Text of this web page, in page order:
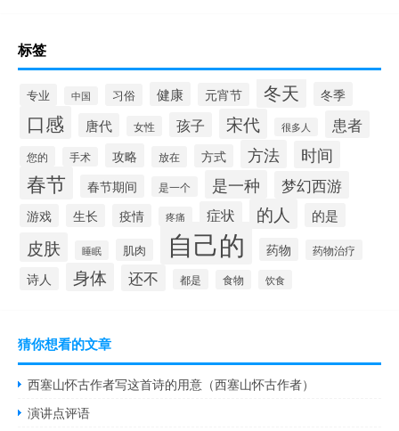
标签
专业 中国 习俗 健康 元宵节 冬天 冬季
口感 唐代 女性 孩子 宋代 很多人 患者
您的 手术 攻略 放在 方式 方法 时间
春节 春节期间 是一个 是一种 梦幻西游
游戏 生长 疫情 疼痛 症状 的人 的是
皮肤 睡眠 肌肉 自己的 药物 药物治疗
诗人 身体 还不 都是 食物 饮食
猜你想看的文章
西塞山怀古作者写这首诗的用意（西塞山怀古作者）
演讲点评语